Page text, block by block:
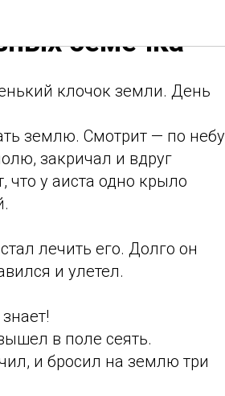
семечка"
клочок земли. День
землю. Смотрит — по небу
закричал и вдруг
у аиста одно крыло
лечить его. Долго он
и улетел.
в поле сеять.
и бросил на землю три